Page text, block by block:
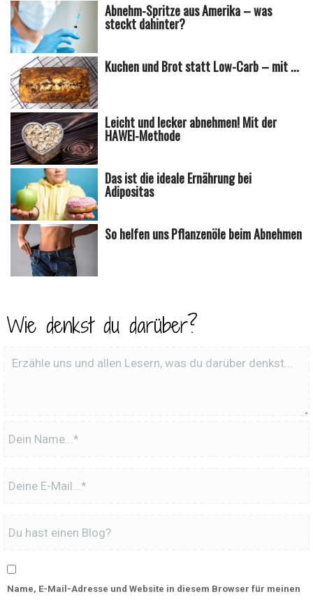
Abnehm-Spritze aus Amerika – was
steckt dahinter?
Kuchen und Brot statt Low-Carb – mit ...
Leicht und lecker abnehmen! Mit der
HAWEI-Methode
Das ist die ideale Ernährung bei
Adipositas
So helfen uns Pflanzenöle beim Abnehmen
Wie denkst du darüber?
Name, E-Mail-Adresse und Website in diesem Browser für meinen